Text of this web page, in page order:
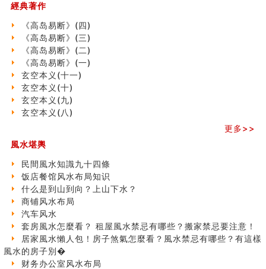
姓名字义玄机藏凶吉
玄空本义(十)
六爻占卜预测考试结果
四墓库真诠
套房風水怎麼看？ 租屋風水禁忌有哪些？搬家禁忌要注
意！
精选1500个五行属金的字
玄空本义(九)
八字十神与坐基关系详解
玄空本义(八)
六爻算卦：测腹中胎儿是男是女
中國改革開放總設計師鄧小平命造 (名人八字淺析八）
测字（实例解释）
精选1000个五行属火的字
玄空本义(七)
刘燮鈞讲人相 手纹与命运(二)
商铺如何摆放物品催财招财
极其旺夫的女人面相
家居常見風水形煞及化解方法 (二)
經典著作
《高岛易断》(四)
《高岛易断》(三)
《高岛易断》(二)
《高岛易断》(一)
玄空本义(十一)
玄空本义(十)
玄空本义(九)
玄空本义(八)
更多>>
風水堪輿
民間風水知識九十四條
饭店餐馆风水布局知识
什么是到山到向？上山下水？
商铺风水布局
汽车风水
套房風水怎麼看？ 租屋風水禁忌有哪些？搬家禁忌要注意！
居家風水懶人包！房子煞氣怎麼看？風水禁忌有哪些？有這樣
風水的房子別�
财务办公室风水布局